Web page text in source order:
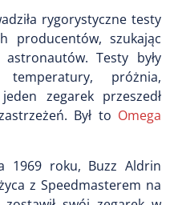
rygorystyczne testy
producentów, szukając
Testy były
próżnia,
zegarek przeszedł
Był to Omega
1969 roku, Buzz Aldrin
z Speedmasterem na